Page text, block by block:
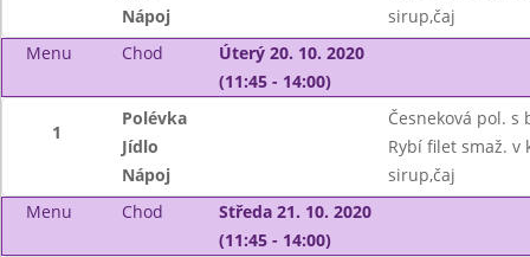
Nápoj
sirup,čaj
Menu
Chod
Úterý 20. 10. 2020
(11:45 - 14:00)
1
Polévka
Česneková pol.
Jídlo
Rybí filet smaž.
Nápoj
sirup,čaj
Menu
Chod
Středa 21. 10. 2020
(11:45 - 14:00)